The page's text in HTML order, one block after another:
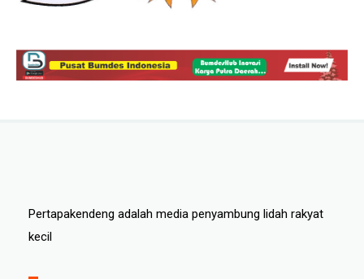
Pertapakendeng adalah media penyambung lidah rakyat
kecil